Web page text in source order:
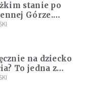
stanie po
Górze.
dwóch
na dziecko
To jedna z
"Rozwój